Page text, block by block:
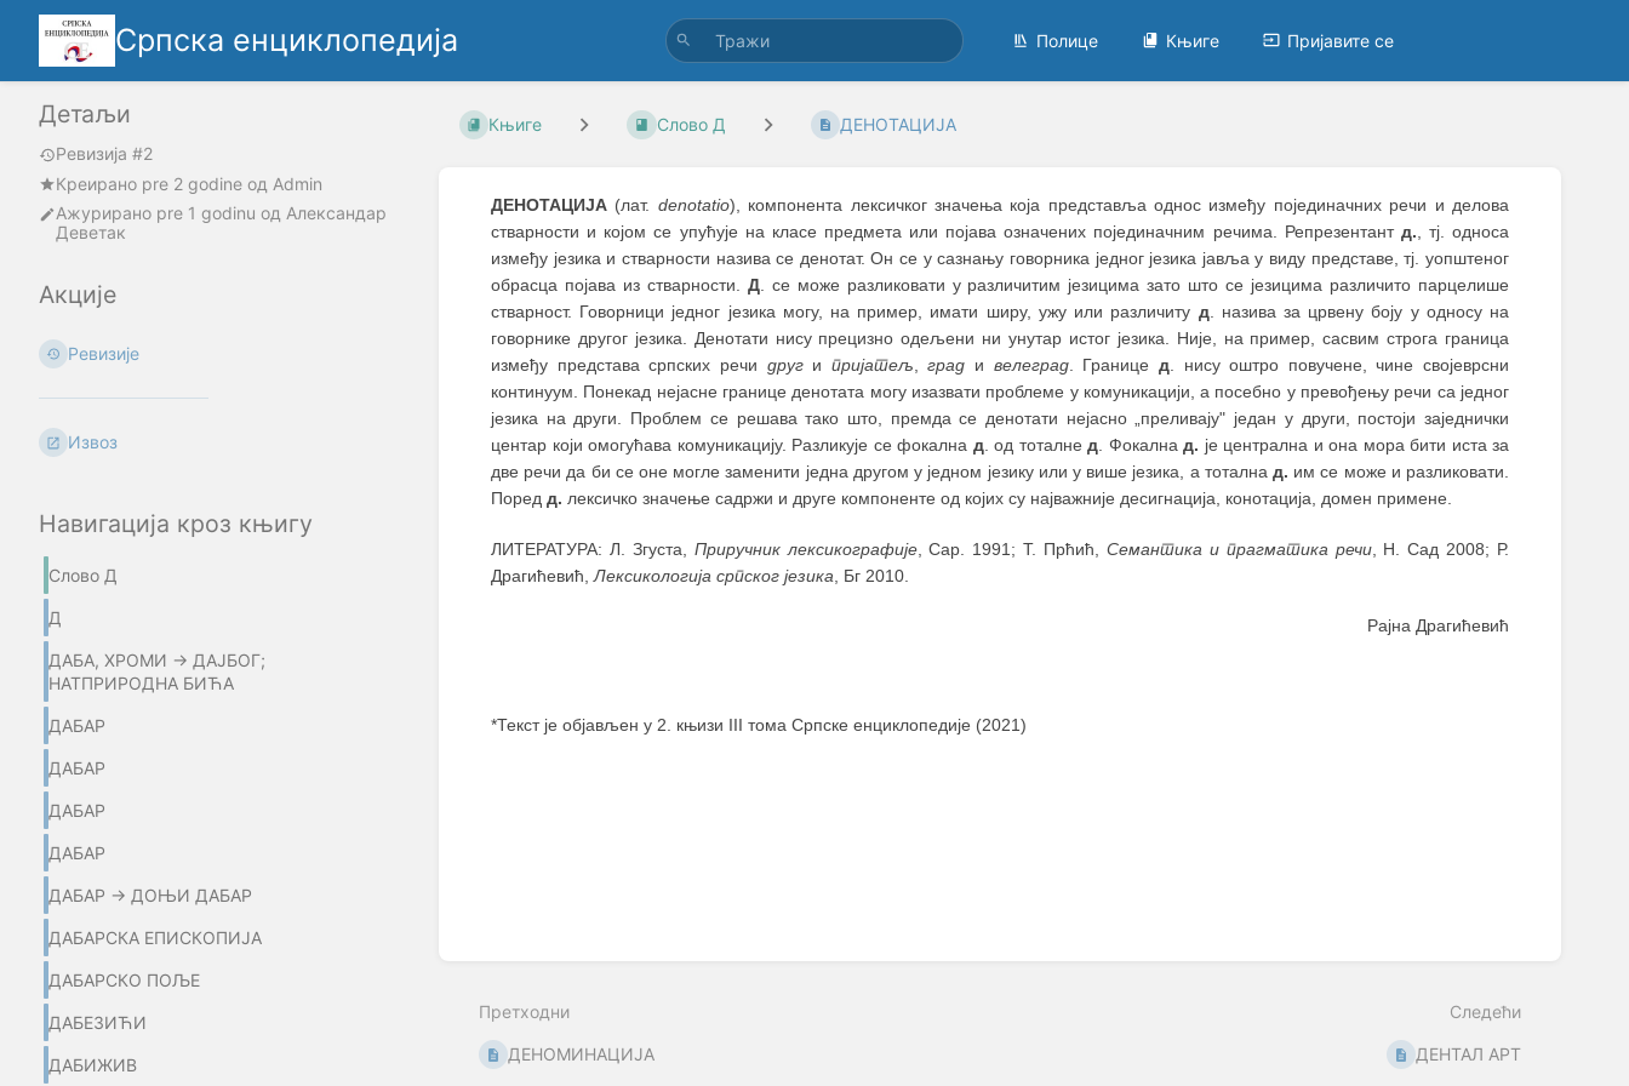
Српска енциклопедија Полице Књиге Пријавите се
Детаљи
Ревизија #2
Креирано pre 2 godine oд Admin
Ажурирано pre 1 godinu од Александар
Деветак
Акције
Ревизије
Извоз
Навигација кроз књигу
Слово Д
Д
ДАБА, ХРОМИ → ДАЈБОГ;
НАТПРИРОДНА БИЋА
ДАБАР
ДАБАР
ДАБАР
ДАБАР
ДАБАР → ДОЊИ ДАБАР
ДАБАРСКА ЕПИСКОПИЈА
ДАБАРСКО ПОЉЕ
ДАБЕЗИЋИ
ДАБИЖИВ
Књиге Слово Д ДЕНОТАЦИЈА
ДЕНОТАЦИЈА (лат. denotatio), компонента лексичког значења која представља однос између појединачних речи и делова
стварности и којом се упућује на класе предмета или појава означених појединачним речима. Репрезентант д., тј. односа
између језика и стварности назива се денотат. Он се у сазнању говорника једног језика јавља у виду представе, тј. уопштеног
обрасца појава из стварности. Д. се може разликовати у различитим језицима зато што се језицима различито парцелише
стварност. Говорници једног језика могу, на пример, имати ширу, ужу или различиту д. назива за црвену боју у односу на
говорнике другог језика. Денотати нису прецизно одељени ни унутар истог језика. Није, на пример, сасвим строга граница
између представа српских речи други пријатељ,град и велеград. Границе д. нису оштро повучене, чине својеврсни
континуум. Понекад нејасне границе денотата могу изазвати проблеме у комуникацији, а посебно у превођењу речи са једног
језика на други. Проблем се решава тако што, премда се денотати нејасно „преливају" један у други, постоји заједнички
центар који омогућава комуникацију. Разликује се фокална д. од тоталне д. Фокална д. је централна и она мора бити иста за
две речи да би се оне могле заменити једна другом у једном језику или у више језика, а тотална д. им се може и разликовати.
Поред д. лексичко значење садржи и друге компоненте од којих су најважније десигнација, конотација, домен примене.
ЛИТЕРАТУРА: Л. Згуста, Приручник лексикографије, Сар. 1991; T. Прћић, Семантика и прагматика речи, Н. Сад 2008; Р.
Драгићевић, Лексикологија српског језика , Бг 2010.
Рајна Драгићевић
*Текст је објављен у 2. књизи III тома Српске енциклопедије (2021)
Претходни
ДЕНОМИНАЦИЈА
Следећи
ДЕНТАЛ АРТ